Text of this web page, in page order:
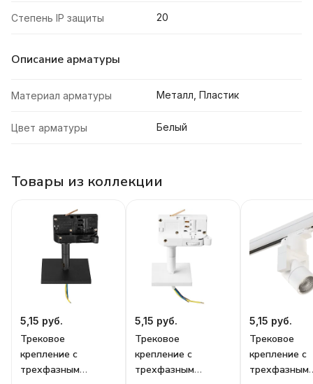
Степень IP защиты 20
Описание арматуры
Материал арматуры Металл, Пластик
Цвет арматуры Белый
Товары из коллекции
5,15 руб.
Трековое
крепление с
трехфазным
5,15 руб.
Трековое
крепление с
трехфазным
5,15 руб.
Трековое
крепление с
трехфазным